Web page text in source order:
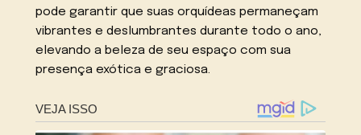
pode garantir que suas orquídeas permaneçam
vibrantes e deslumbrantes durante todo o ano,
elevando a beleza de seu espaço com sua
presença exótica e graciosa.